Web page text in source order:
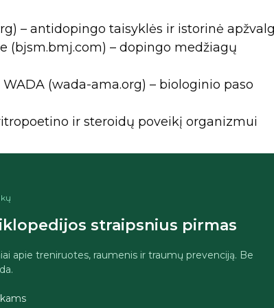
– antidopingo taisyklės ir istorinė
(bjsm.bmj.com) – dopingo medžiagų
(wada-ama.org) – biologinio paso
ir steroidų poveikį organizmui
straipsnius pirmas
apie treniruotes, raumenis ir traumų prevenciją. Be